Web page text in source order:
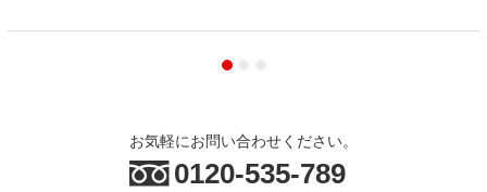
お気軽にお問い合わせください。
0120-535-789